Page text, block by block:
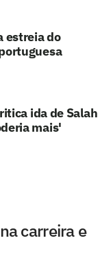
estreia do
ida de Salah
mais'
carreira e